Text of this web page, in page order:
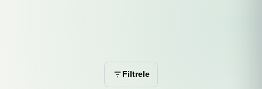
Filtrele